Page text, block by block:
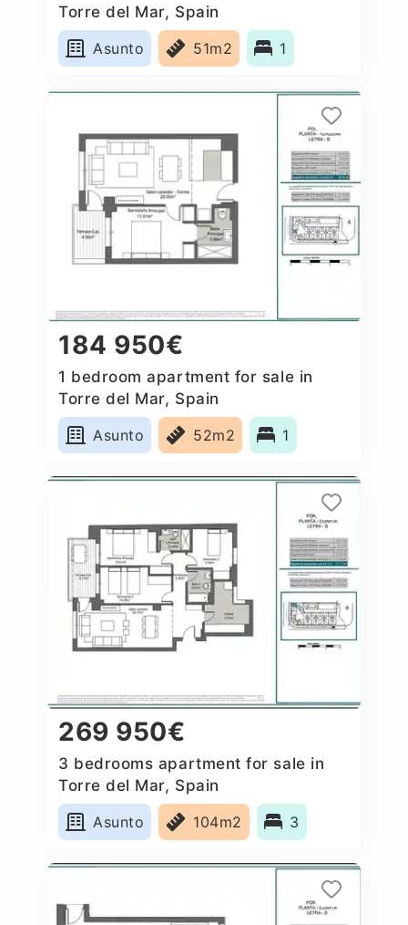
Torre del Mar, Spain
Asunto
51m2 1
184 950€
1 bedroom apartment for sale in
Torre del Mar, Spain
Asunto
52m2 1
269 950€
3 bedrooms apartment for sale in
Torre del Mar, Spain
Asunto
104m2 3